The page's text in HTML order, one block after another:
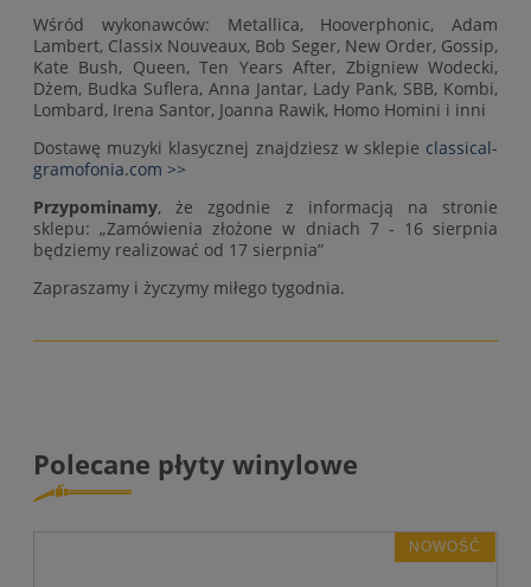
Wśród wykonawców: Metallica, Hooverphonic, Adam
Lambert, Classix Nouveaux, Bob Seger, New Order, Gossip,
Kate Bush, Queen, Ten Years After, Zbigniew Wodecki,
Dżem, Budka Suflera, Anna Jantar, Lady Pank, SBB, Kombi,
Lombard, Irena Santor, Joanna Rawik, Homo Homini i inni
Dostawę muzyki klasycznej znajdziesz w sklepie classical-
gramofonia.com >>
Przypominamy, że zgodnie z informacją na stronie
sklepu: „Zamówienia złożone w dniach 7 - 16 sierpnia
będziemy realizować od 17 sierpnia”
Zapraszamy i życzymy miłego tygodnia.
Polecane płyty winylowe
NOWOŚĆ